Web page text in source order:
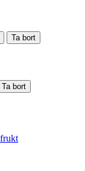
Ta bort
Ta bort